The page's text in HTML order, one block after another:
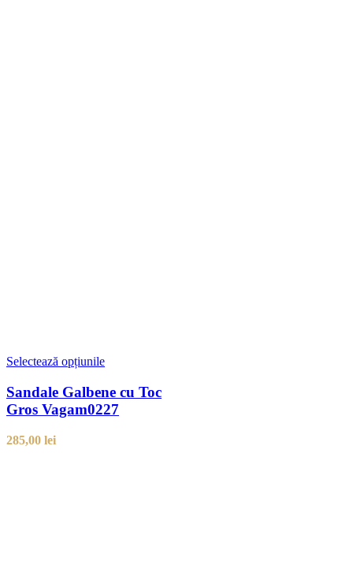
Selectează opțiunile
Sandale Galbene cu Toc
Gros Vagam0227
285,00 lei